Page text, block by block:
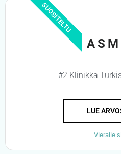
SUOSITELTU
#2 Klinikka
LUE
Vieraile